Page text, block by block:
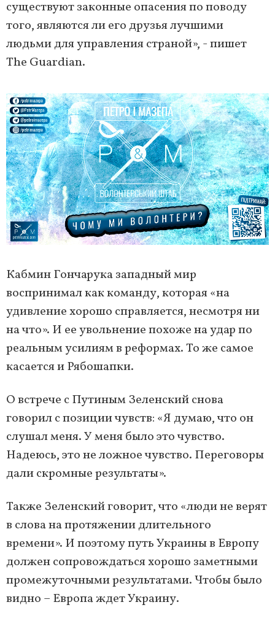
существуют законные опасения по поводу
того, являются ли его друзья лучшими
людьми для управления страной», - пишет
The Guardian.
Кабмин Гончарука западный мир
воспринимал как команду, которая «на
удивление хорошо справляется, несмотря ни
на что». И ее увольнение похоже на удар по
реальным усилиям в реформах. То же самое
касается и Рябошапки.
О встрече с Путиным Зеленский снова
говорил с позиции чувств: «Я думаю, что он
слушал меня. У меня было это чувство.
Надеюсь, это не ложное чувство. Переговоры
дали скромные результаты».
Также Зеленский говорит, что «люди не верят
в слова на протяжении длительного
времени». И поэтому путь Украины в Европу
должен сопровождаться хорошо заметными
промежуточными результатами. Чтобы было
видно – Европа ждет Украину.